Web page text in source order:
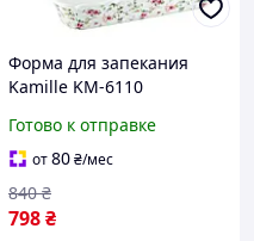
Форма для запекания
Kamille KM-6110
прямоугольная белая
35×23×6,5 см
Готово к отправке
от80₴/мес
798₴
840 ₴